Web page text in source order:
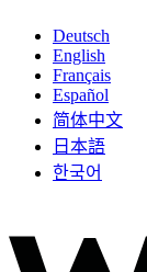
Deutsch
English
Français
Español
简体中文
日本語
한국어